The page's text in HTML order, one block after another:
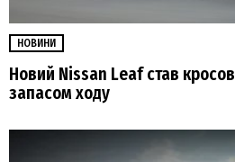
НОВИНИ
Новий Nissan Leaf став
запасом ходу